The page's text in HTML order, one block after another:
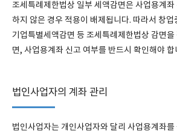
조세특례제한법상 일부 세액감면은 사업용계
하지 않은 경우 적용이 배제됩니다. 따라서 창
기업특별세액감면 등 조세특례제한법상 감면
면, 사업용계좌 신고 여부를 반드시 확인해야 합
법인사업자의 계좌 관리
법인사업자는 개인사업자와 달리 사업용계좌